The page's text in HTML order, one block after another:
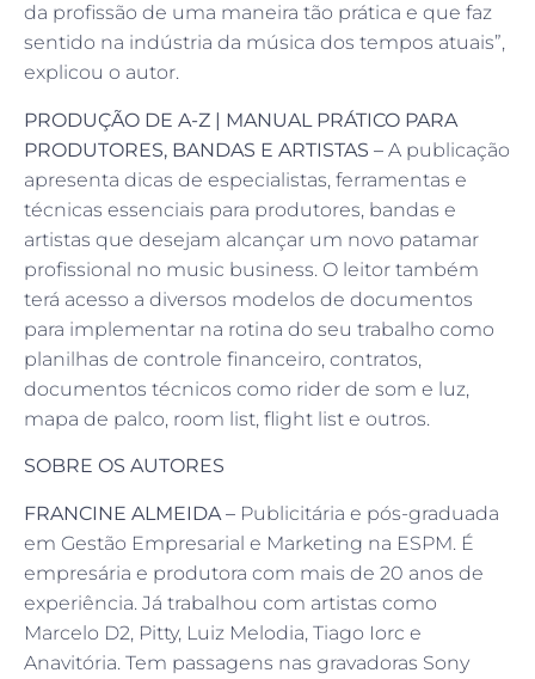
da profissão de uma maneira tão prática e que faz
sentido na indústria da música dos tempos atuais”,
explicou o autor.
PRODUÇÃO DE A-Z | MANUAL PRÁTICO PARA
PRODUTORES, BANDAS E ARTISTAS – A publicação
apresenta dicas de especialistas, ferramentas e
técnicas essenciais para produtores, bandas e
artistas que desejam alcançar um novo patamar
profissional no music business. O leitor também
terá acesso a diversos modelos de documentos
para implementar na rotina do seu trabalho como
planilhas de controle financeiro, contratos,
documentos técnicos como rider de som e luz,
mapa de palco, room list, flight list e outros.
SOBRE OS AUTORES
FRANCINE ALMEIDA – Publicitária e pós-graduada
em Gestão Empresarial e Marketing na ESPM. É
empresária e produtora com mais de 20 anos de
experiência. Já trabalhou com artistas como
Marcelo D2, Pitty, Luiz Melodia, Tiago Iorc e
Anavitória. Tem passagens nas gravadoras Sony